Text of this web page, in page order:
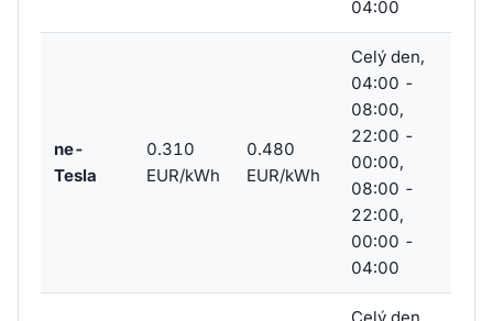
04:00
ne-
Tesla
0.310
EUR/kWh
0.480
EUR/kWh
Celý den,
04:00 -
08:00,
22:00 -
00:00,
08:00 -
22:00,
00:00 -
04:00